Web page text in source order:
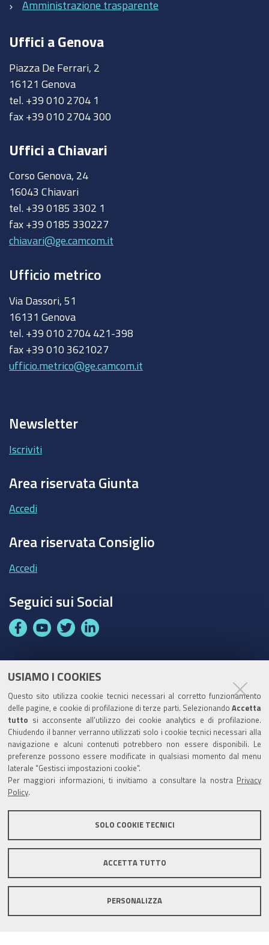
USIAMO I COOKIES
Questo sito utilizza cookie tecnici necessari al corretto funzionamento
delle pagine, e cookie di profilazione di terze parti. Selezionando Accetta
tutto si acconsente all’utilizzo dei cookie analytics e di profilazione.
Chiudendo il banner verranno utilizzati solo i cookie tecnici necessari alla
navigazione e alcuni contenuti potrebbero non essere disponibili. Le
preferenze possono essere modificate in qualsiasi momento dal menu
laterale "Gestisci impostazioni cookie".
Per maggiori informazioni, ti invitiamo a consultare la nostra
Privacy
Policy
SOLO COOKIE TECNICI
ACCETTA TUTTO
PERSONALIZZA
Amministrazione trasparente
Uffici a Genova
Piazza De Ferrari, 2
16121 Genova
tel. +39 010 2704 1
fax +39 010 2704 300
Uffici a Chiavari
Corso Genova, 24
16043 Chiavari
tel. +39 0185 3302 1
fax +39 0185 330227
chiavari@ge.camcom.it
Ufficio metrico
Via Dassori, 51
16131 Genova
tel. +39 010 2704 421-398
fax +39 010 3621027
ufficio.metrico@ge.camcom.it
Newsletter
Iscriviti
Area riservata Giunta
Accedi
Area riservata Consiglio
Accedi
Seguici sui Social
F
c
e
b
o
o
Y
u
t
b
e
T
i
t
e
r
L
n
k
d
I
n
Codice Univoco Ufficio:UF1SDE
I soggetti privati potranno effettuare i pagamenti
tramite PagoPA con Modalità diretta o con Avviso di
pagamento al seguente linkPaga con PagoPA
Codice IBAN per le pubbliche amministrazioni
comprese nel regime di Tesoreria Unica presso la
Banca D’Italia: IT96Z0100004306TU0000007079
Mappa del sito Privacy policy
Note legali
Area riservata Credits